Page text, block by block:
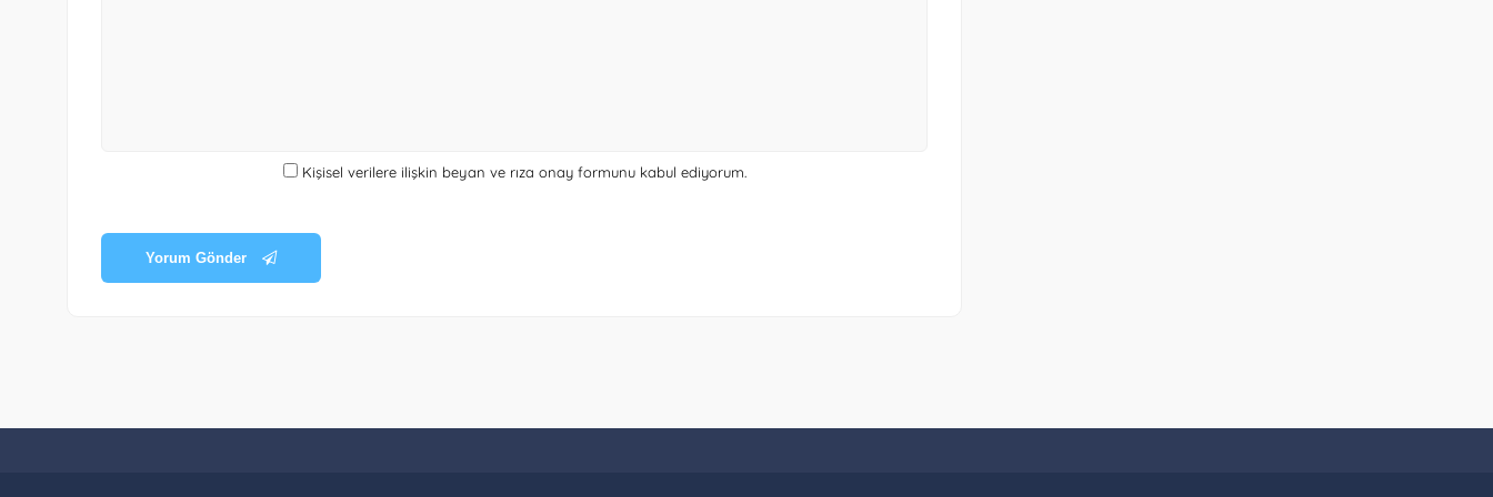
Kişisel verilere ilişkin beyan ve rıza onay formunukabul ediyorum.
Yorum Gönder